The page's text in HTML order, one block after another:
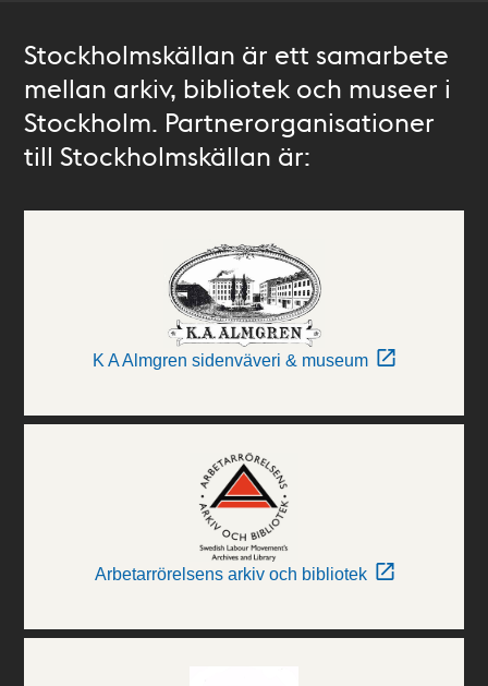
Stockholmskällan är ett samarbete
mellan arkiv, bibliotek och museer i
Stockholm. Partnerorganisationer
till Stockholmskällan är:
K A Almgren sidenväveri & museum
Arbetarrörelsens arkiv och bibliotek